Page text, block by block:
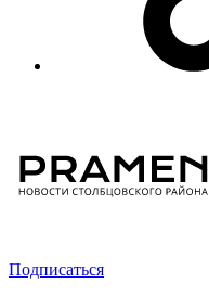
Подписаться